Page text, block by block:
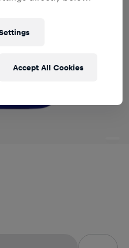
Accept All Cookies